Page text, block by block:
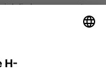
die Lage genannt,
das Zentrum schnell
durch ein „
Haus bestens